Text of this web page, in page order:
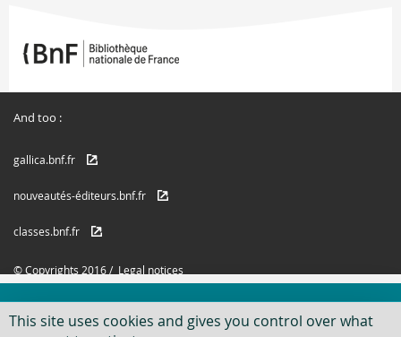
And too :
gallica.bnf.fr
nouveautés-éditeurs.bnf.fr
classes.bnf.fr
© Copyrights 2016 / Legal notices
This site uses cookies and gives you control over what